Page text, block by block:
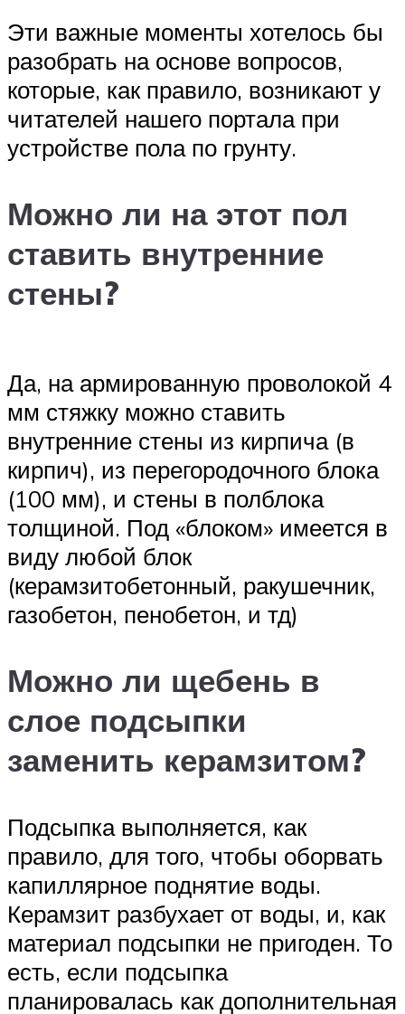
Эти важные моменты хотелось бы
разобрать на основе вопросов,
которые, как правило, возникают у
читателей нашего портала при
устройстве пола по грунту.
Можно ли на этот пол
ставить внутренние
стены?
Да, на армированную проволокой 4
мм стяжку можно ставить
внутренние стены из кирпича (в
кирпич), из перегородочного блока
(100 мм), и стены в полблока
толщиной. Под «блоком» имеется в
виду любой блок
(керамзитобетонный, ракушечник,
газобетон, пенобетон, и тд)
Можно ли щебень в
слое подсыпки
заменить керамзитом?
Подсыпка выполняется, как
правило, для того, чтобы оборвать
капиллярное поднятие воды.
Керамзит разбухает от воды, и, как
материал подсыпки не пригоден. То
есть, если подсыпка
планировалась как дополнительная